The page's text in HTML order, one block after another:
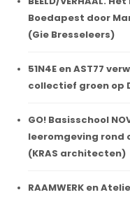
Boedapest door
(Gie Bresseleers)
51N4E en AST77
collectief groen op
GO! Basisschool
leeromgeving
(KRAS architecten)
RAAMWERK en